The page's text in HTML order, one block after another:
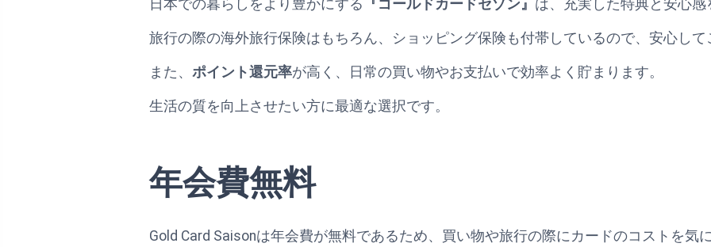
日本での暮らしをより豊かにする 『ゴールドカードセゾン』 は、充実した特典と安心感
旅行の際の海外旅行保険はもちろん、ショッピング保険も付帯しているので、安心して
また、 ポイント還元率が高く、日常の買い物やお支払いで効率よく貯まります。
生活の質を向上させたい方に最適な選択です。
年会費無料
Gold Card Saisonは年会費が無料であるため、買い物や旅行の際にカードのコストを気